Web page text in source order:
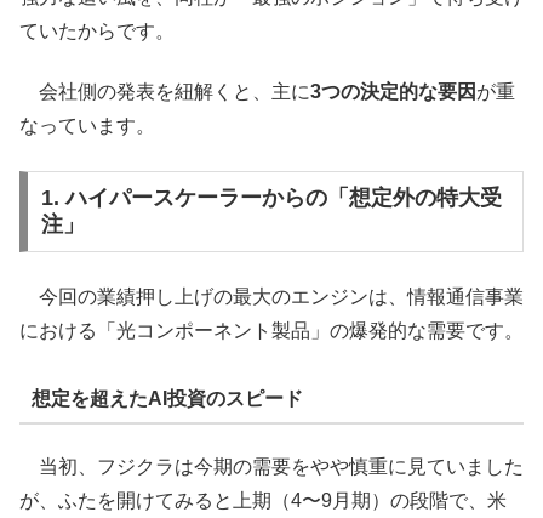
ていたからです。
会社側の発表を紐解くと、主に3つの決定的な要因 が重
なっています。
1. ハイパースケーラーからの「想定外の特大受
注」
今回の業績押し上げの最大のエンジンは、情報通信事業
における「光コンポーネント製品」の爆発的な需要です。
想定を超えたAI投資のスピード
当初、フジクラは今期の需要をやや慎重に見ていました
が、ふたを開けてみると上期（4〜9月期）の段階で、米